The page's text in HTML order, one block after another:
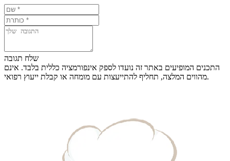
שלח תגובה
התכנים המופיעים באתר זה נועדו לספק אינפורמציה כללית בלבד. אינם
מהווים המלצה, תחליף להתייעצות עם מומחה או קבלת ייעוץ רפואי.